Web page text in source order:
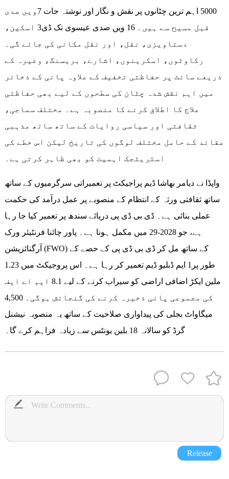
5000 اہم ترین چٹانوں پر نقش و نگار اور نوشتہ جات 7ویں صدی
قبل مسیح سے ہیں۔ 16 ویں صدی عیسوی تک ڈی3 اسکین،
دستاویزی، نقل، اور نقل مکانی کی جائے گی۔
رکاوٹوں، اسکرینوں، اشارے، بریسنگ، وغیرہ کے
ذریعے سائٹ پر حفاظتی تخفیف کے علاوہ پانی کے ذخائر
میں اہم نقش شدہ چٹان کی سطحوں کے لیے بھی حفاظتی
علاج کا اطلاق کرنے کا منصوبہ ہے۔ مختلف سماجی،
ثقافتی اور سیاسی روایات کے ساتھ ساتھ مذہبی
عقائد کے حامل مختلف لوگوں کی تاریخ لیکن اس خطے کی
اسٹریٹجک اہمیت کو بھی ظاہر کرتی ہے۔
واپڈا نے دیامر بھاشا ڈیم پراجیکٹ پر تعمیراتی سرگرمیوں کے ساتھ
ساتھ ثقافتی ورثہ کے انتظام کے منصوبے پر عمل درآمد کی حکمت
عملی بنائی ہے۔ ڈی بی ڈی پی دریائے سندھ پر تعمیر کیا جا رہا
ہے، جو 2028-29 میں مکمل ہونا ہے۔ پاور چائنا فرنٹیئر ورک
آرگنائزیشن (FWO) کے ساتھ مل کر ڈی بی ڈی پی کے حصے کے
طور پر1 ایم ڈبلیو ڈیم تعمیر کر رہا ہے۔ اس پروجیکٹ میں 1.23
ملین ایکڑ اضافی اراضی کو سیراب کرنے کے لیے 8.1 ایم اے ایف
کی مجموعی پانی ذخیرہ کرنے کی گنجائش ہوگی۔ 4,500
میگاواٹ بجلی کی پیداواری صلاحیت کے ساتھ یہ منصوبہ نیشنل
گرڈ کو سالانہ 18 بلین یونٹس سے زیادہ فراہم کرے گا۔
Release